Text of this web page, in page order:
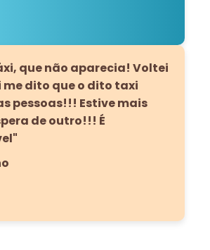
que não aparecia! Voltei
me dito que o dito taxi
pessoas!!! Estive mais
de outro!!! É